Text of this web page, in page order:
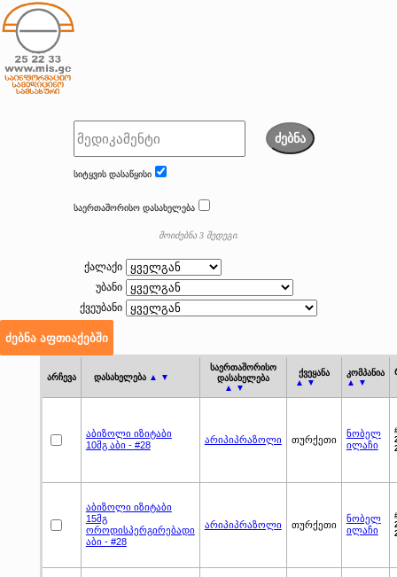
ძებნა
სიტყვის დასაწყისი
საერთაშორისო დასახელება
მოიძებნა 3 შედეგი.
ქალაქი
უბანი
ქვეუბანი
არჩევა დასახელება ▲ ▼
საერთაშორისო
დასახელება
▲ ▼
ქვეყანა
▲ ▼
კომპანია
▲ ▼
აბიზოლი იზიტაბი
10მგ აბი - #28
არიპიპრაზოლი თურქეთი
ნობელ
ილაჩი
აბიზოლი იზიტაბი
15მგ
ოროდისპერგირებადი
აბი - #28
არიპიპრაზოლი თურქეთი
ნობელ
ილაჩი